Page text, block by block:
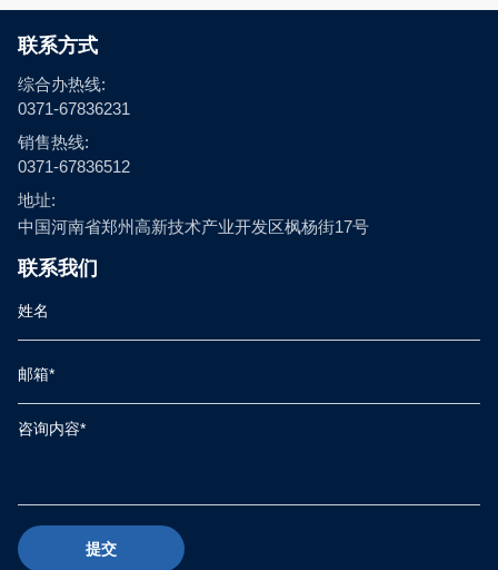
联系方式
综合办热线:
0371-67836231
销售热线:
0371-67836512
地址:
中国河南省郑州高新技术产业开发区枫杨街17号
联系我们
提交